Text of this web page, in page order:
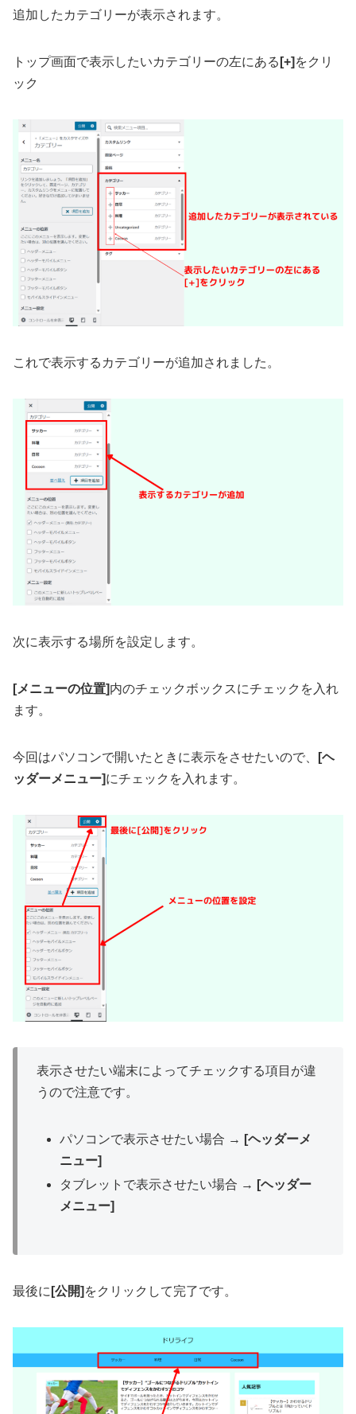
追加したカテゴリーが表示されます。
トップ画面で表示したいカテゴリーの左にある [+] をクリ
ック
これで表示するカテゴリーが追加されました。
次に表示する場所を設定します。
[メニューの位置]内のチェックボックスにチェックを入れ
ます。
今回はパソコンで開いたときに表示をさせたいので、
[ヘ
ッダーメニュー]にチェックを入れます。
表示させたい端末によってチェックする項目が違
うので注意です。
パソコンで表示させたい場合 → [ヘッダーメ
ニュー]
タブレットで表示させたい場合 → [ヘッダー
メニュー]
最後に [公開] をクリックして完了です。